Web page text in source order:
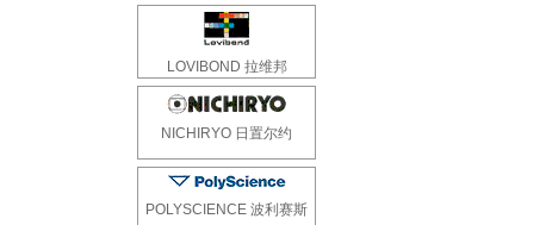
LOVIBOND 拉维邦
NICHIRYO 日置尔约
POLYSCIENCE 波利赛斯